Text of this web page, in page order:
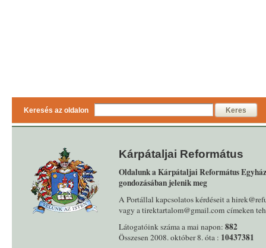
Keresés az oldalon Keres
Kárpátaljai Református
Oldalunk a Kárpátaljai Református
gondozásában jelenik meg
A Portállal kapcsolatos kérdéseit a
vagy a tirektartalom@gmail.com címeken
Látogatóink száma a mai napon: 882
Összesen 2008. október 8. óta : 10437381